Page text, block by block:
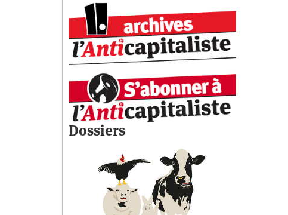
Dossiers